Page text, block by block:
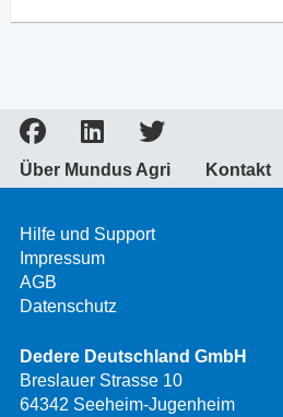
Über Mundus Agri Kontakt
Hilfe und Support
Impressum
AGB
Datenschutz
Dedere Deutschland GmbH
Breslauer Strasse 10
64342 Seeheim-Jugenheim